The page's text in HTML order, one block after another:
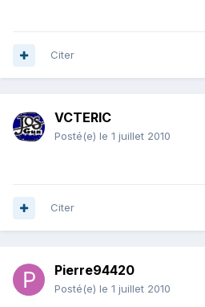
Citer
VCTERIC
Posté(e) le 1 juillet 2010
Citer
Pierre94420
Posté(e) le 1 juillet 2010